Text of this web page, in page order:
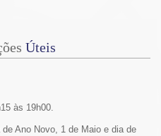
Úteis
às 19h00.
Ano Novo, 1 de Maio e dia de